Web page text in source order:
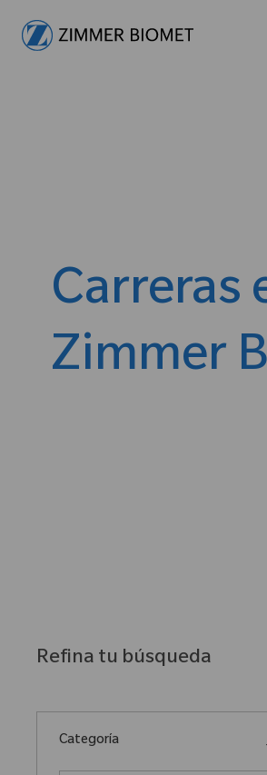
Carreras
Zimmer
Refina tu búsqueda
Categoría